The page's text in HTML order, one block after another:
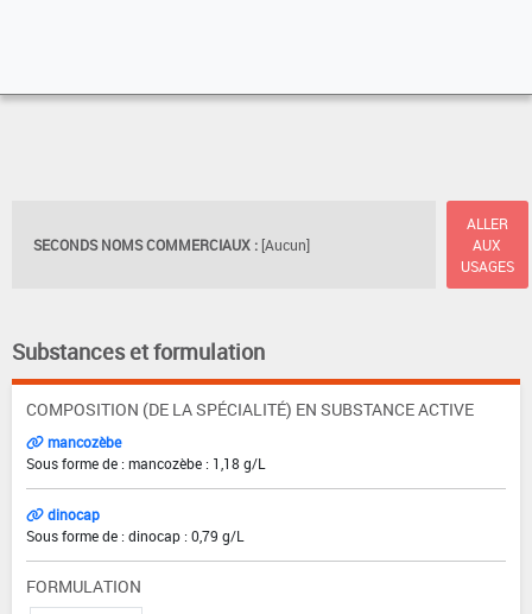
SECONDS NOMS COMMERCIAUX : [Aucun]
ALLER
AUX
USAGES
Substances et formulation
COMPOSITION (DE LA SPÉCIALITÉ) EN SUBSTANCE ACTIVE
mancozèbe
Sous forme de : mancozèbe : 1,18 g/L
dinocap
Sous forme de : dinocap : 0,79 g/L
FORMULATION